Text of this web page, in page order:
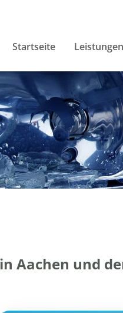
Startseite Leistungen
Aachen und